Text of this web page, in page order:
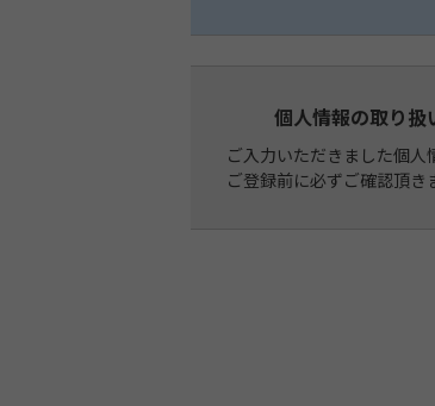
個人情報の取り扱
ご入力いただきました個人
ご登録前に必ずご確認頂き